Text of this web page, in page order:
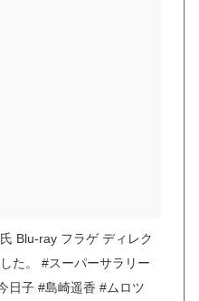
Blu-ray フラゲ ディレク
た。 #スーパーサラリー
日子 #島崎遥香 #ムロツ